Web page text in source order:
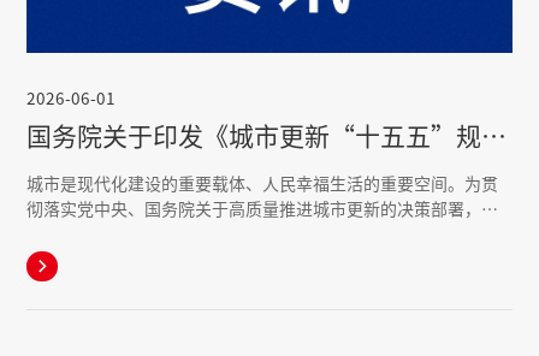
2026-06-01
国务院关于印发《城市更新“十五五”规划》的通知
城市是现代化建设的重要载体、人民幸福生活的重要空间。为贯
彻落实党中央、国务院关于高质量推进城市更新的决策部署，根
要》，制定本规划。
